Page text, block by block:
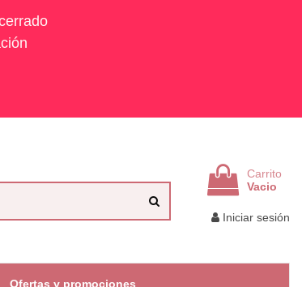
Carrito
Vacio
Iniciar sesión
Ofertas y promociones